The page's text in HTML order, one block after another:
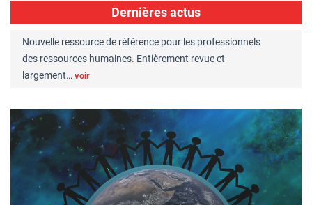
Dernières actus
Nouvelle ressource de référence pour les professionnels
des ressources humaines. Entièrement revue et
largement… voir